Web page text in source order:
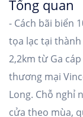
Tổng quan
- Cách bãi biển
tọa lạc tại
2,2km từ Ga
thương mại
Long. Chỗ nghỉ
cửa theo mùa,